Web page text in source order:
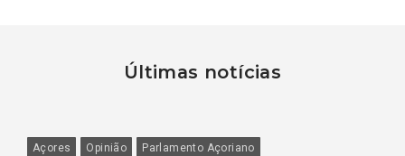
Últimas notícias
Açores Opinião Parlamento Açoriano